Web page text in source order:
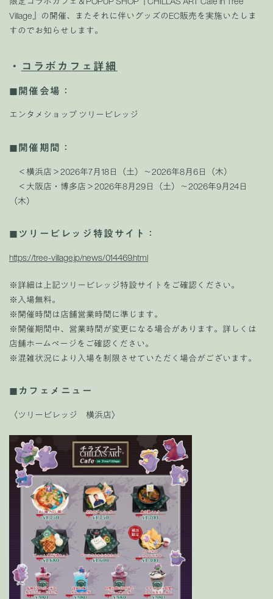
Village』の開催、またそれに伴いグッズのEC販売を実施いたしま
すのでお知らせします。
・ コラボカフェ詳細
◼︎開催会場：
エンタメショップ ツリービレッジ
◼︎開催期間：
＜横浜店＞2026年7月18日（土）〜2026年8月6日（木）
＜大阪店・博多店＞2026年8月29日（土）〜2026年9月24日
（木）
◼︎ツリービレッジ特設サイト：
https://tree-village.jp/news/014469.html
※詳細は上記ツリービレッジ特設サイトをご確認ください。
※入場無料。
※開催時間は店舗営業時間に準じます。
※開催期間中、営業時間が変更になる場合があります。詳しくは
店舗ホームページをご確認ください。
※混雑状況により入場を制限させていただく場合がございます。
◼カフェメニュー
〈ツリービレッジ 横浜店〉